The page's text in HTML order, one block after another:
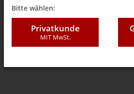
Bitte wählen:
Privatkunde
MIT MwSt.